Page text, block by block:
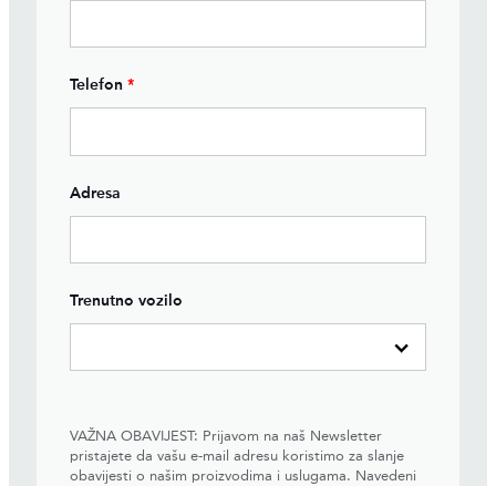
Telefon *
Adresa
Trenutno vozilo
VAŽNA OBAVIJEST: Prijavom na naš Newsletter
pristajete da vašu e-mail adresu koristimo za slanje
obavijesti o našim proizvodima i uslugama. Navedeni